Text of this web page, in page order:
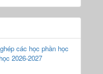
các học phần học
2026-2027